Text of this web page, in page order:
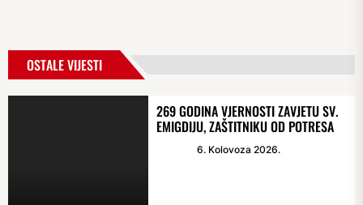
OSTALE VIJESTI
269 GODINA VJERNOSTI ZAVJETU SV.
EMIGDIJU, ZAŠTITNIKU OD POTRESA
6. Kolovoza 2026.